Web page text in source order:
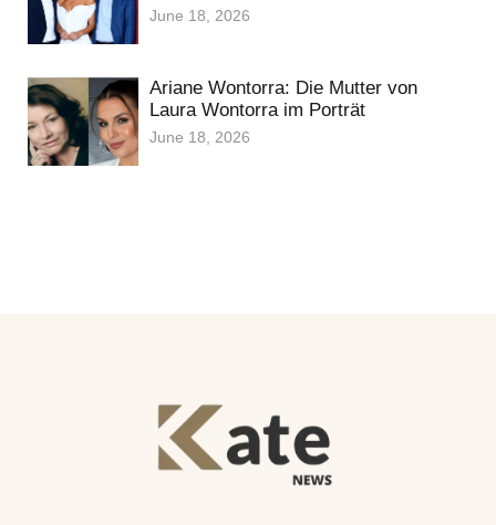
June 18, 2026
Ariane Wontorra: Die Mutter von
Laura Wontorra im Porträt
June 18, 2026